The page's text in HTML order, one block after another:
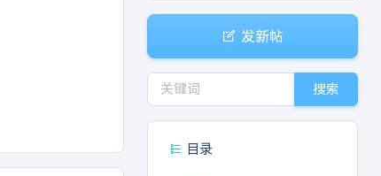
发新帖
搜索
目录